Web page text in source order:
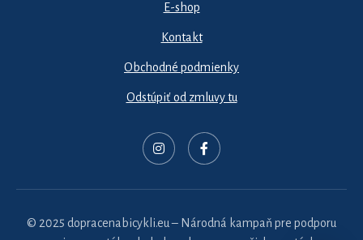
E-shop
Kontakt
Obchodné podmienky
Odstúpiť od zmluvy tu
© 2025 dopracenabicykli.eu – Národná kampaň pre podporu